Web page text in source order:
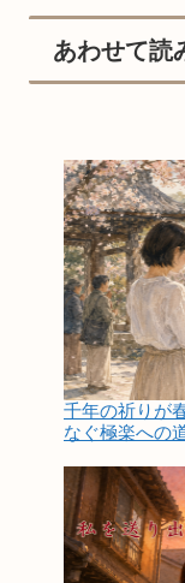
あわせて読
千年の祈りが
なぐ極楽への